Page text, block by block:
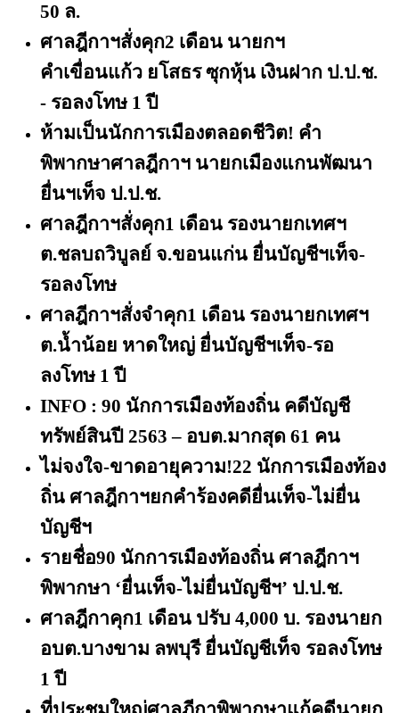
50 ล.
ศาลฎีกาฯสั่งคุก2 เดือน นายกฯ
คำเขื่อนแก้ว ยโสธร ซุกหุ้น เงินฝาก ป.ป.ช.
- รอลงโทษ 1 ปี
ห้ามเป็นนักการเมืองตลอดชีวิต! คำ
พิพากษาศาลฎีกาฯ นายกเมืองแกนพัฒนา
ยื่นฯเท็จ ป.ป.ช.
ศาลฎีกาฯสั่งคุก1 เดือน รองนายกเทศฯ
ต.ชลบถวิบูลย์ จ.ขอนแก่น ยื่นบัญชีฯเท็จ-
รอลงโทษ
ศาลฎีกาฯสั่งจำคุก1 เดือน รองนายกเทศฯ
ต.น้ำน้อย หาดใหญ่ ยื่นบัญชีฯเท็จ-รอ
ลงโทษ 1 ปี
INFO : 90 นักการเมืองท้องถิ่น คดีบัญชี
ทรัพย์สินปี 2563 – อบต.มากสุด 61 คน
ไม่จงใจ-ขาดอายุความ!22 นักการเมืองท้อง
ถิ่น ศาลฎีกาฯยกคำร้องคดียื่นเท็จ-ไม่ยื่น
บัญชีฯ
รายชื่อ90 นักการเมืองท้องถิ่น ศาลฎีกาฯ
พิพากษา ‘ยื่นเท็จ-ไม่ยื่นบัญชีฯ’ ป.ป.ช.
ศาลฎีกาคุก1 เดือน ปรับ 4,000 บ. รองนายก
อบต.บางขาม ลพบุรี ยื่นบัญชีเท็จ รอลงโทษ
1 ปี